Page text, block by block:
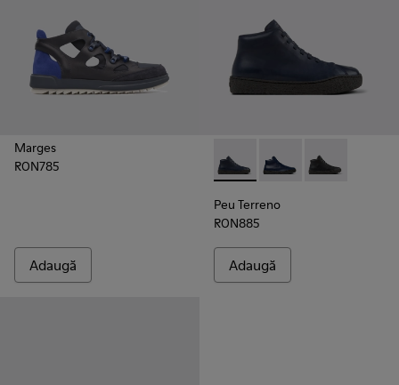
Marges
RON785
Adaugă
Peu Terreno - K300514-
Peu Terreno -Peu Terreno -
Peu Terreno
RON885
Adaugă